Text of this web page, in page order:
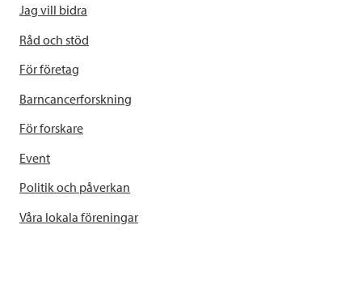
Jag vill bidra
Råd och stöd
För företag
Barncancerforskning
För forskare
Event
Politik och påverkan
Våra lokala föreningar